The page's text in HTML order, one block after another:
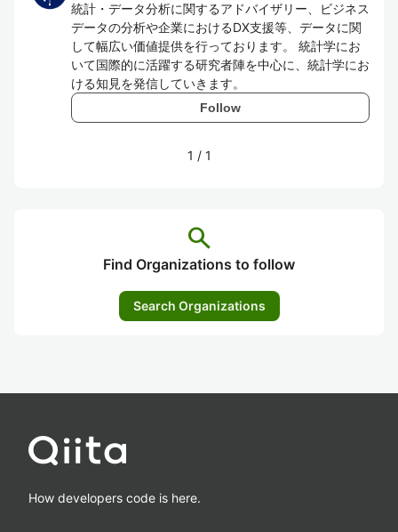
統計・データ分析に関するアドバイザリー、ビジネス
データの分析や企業におけるDX支援等、データに関
して幅広い価値提供を行っております。 統計学にお
いて国際的に活躍する研究者陣を中心に、統計学にお
ける知見を発信していきます。
Follow
1 / 1
search
Find Organizations to follow
Search Organizations
How developers code is here.